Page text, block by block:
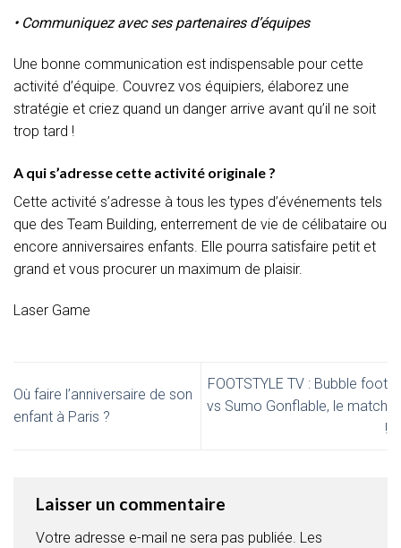
• Communiquez avec ses partenaires d’équipes
Une bonne communication est indispensable pour cette
activité d’équipe. Couvrez vos équipiers, élaborez une
stratégie et criez quand un danger arrive avant qu’il ne soit
trop tard !
A qui s’adresse cette activité originale ?
Cette activité s’adresse à tous les types d’événements tels
que des Team Building, enterrement de vie de célibataire ou
encore anniversaires enfants. Elle pourra satisfaire petit et
grand et vous procurer un maximum de plaisir.
Laser Game
Où faire l’anniversaire de son
enfant à Paris ?
FOOTSTYLE TV : Bubble foot
vs Sumo Gonflable, le match
!
Laisser un commentaire
Votre adresse e-mail ne sera pas publiée. Les